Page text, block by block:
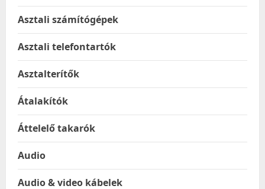
Asztali számítógépek
Asztali telefontartók
Asztalterítők
Átalakítók
Áttelelő takarók
Audio
Audio & video kábelek